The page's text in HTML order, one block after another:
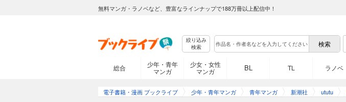
無料マンガ・ラノベなど、豊富なラインナップで188万冊以上配信中！
絞り込み
検索
総合
少年・青年
マンガ
少女・女性
マンガ
BL TL ラノベ
電子書籍・漫画 ブックライブ 少年・青年マンガ 青年マンガ 新潮社 ututu